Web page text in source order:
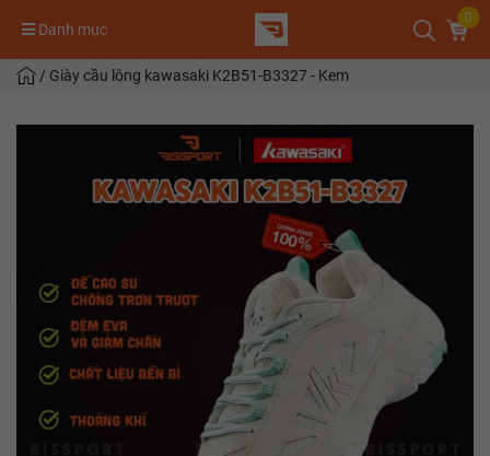
Danh mục
0
/ Giày cầu lông kawasaki K2B51-B3327 - Kem